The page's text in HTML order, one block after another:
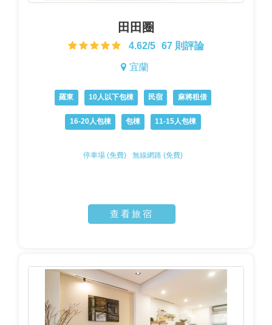
田田圈
4.62/5 67 則評論
宜蘭
羅東 10人以下包棟 民宿 麻將租借
16-20人包棟 包棟 11-15人包棟
停車場 (免費) 無線網路 (免費)
查看旅宿